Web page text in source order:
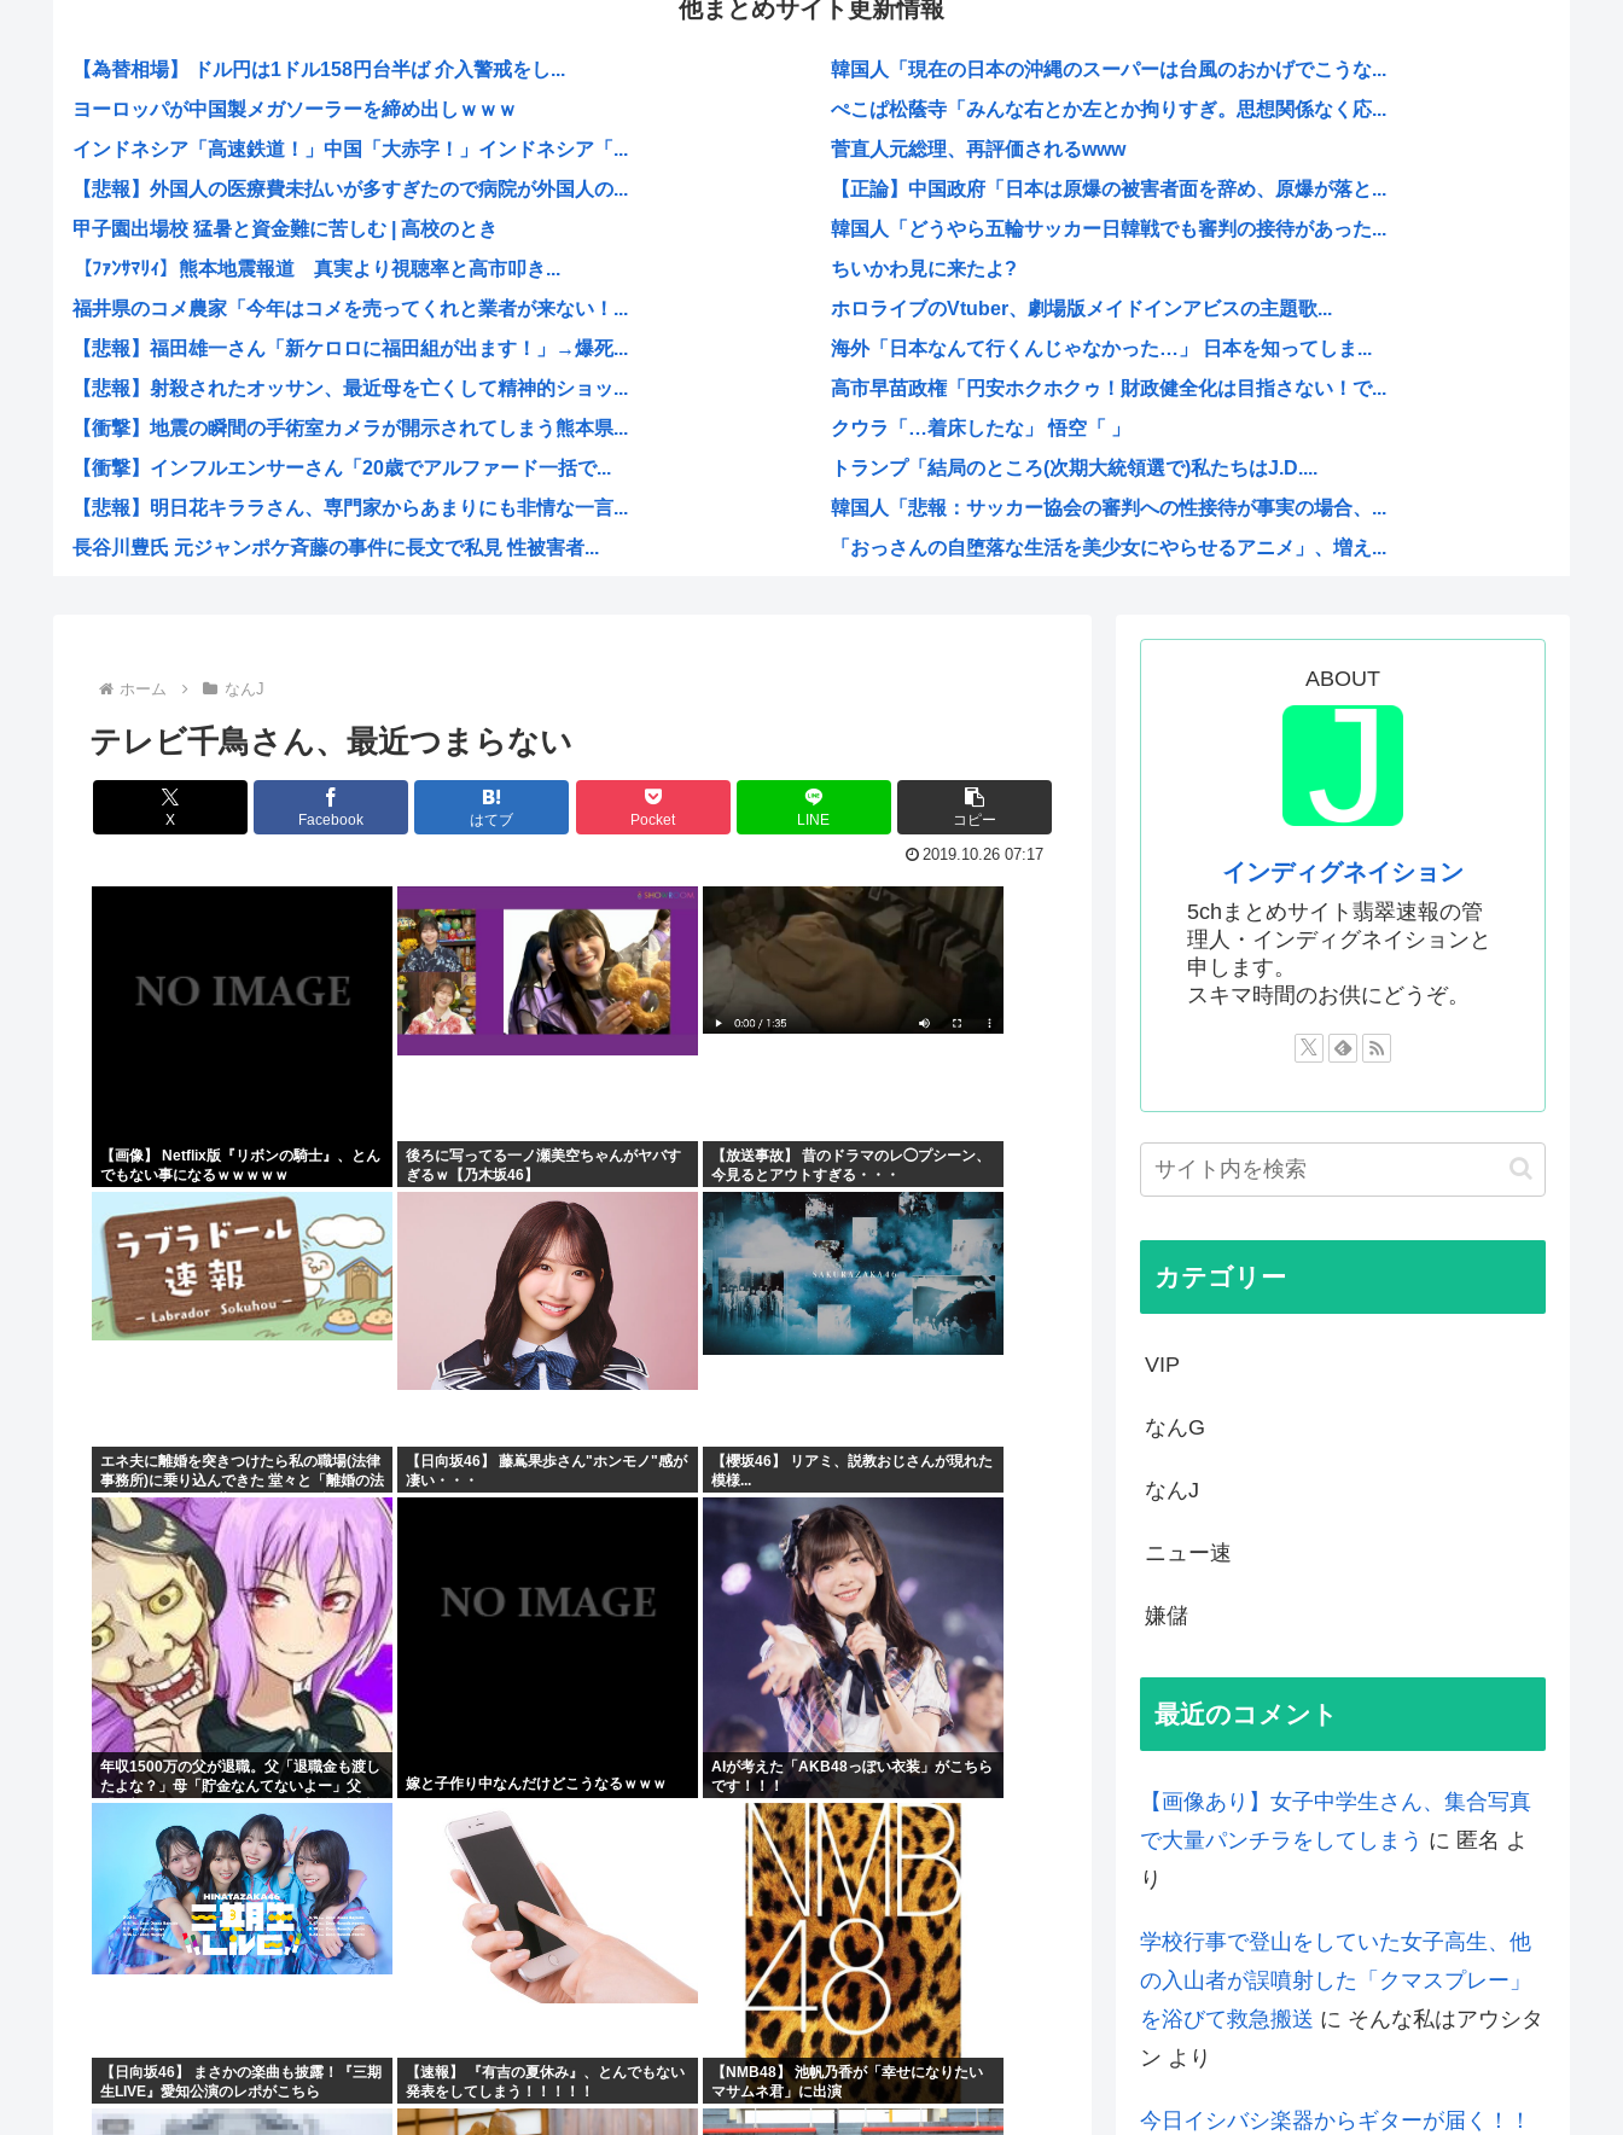
他まとめサイト更新情報
【為替相場】 ドル円は1ドル158円台半ば 介入警戒をし...
ヨーロッパが中国製メガソーラーを締め出しｗｗｗ
インドネシア「高速鉄道！」中国「大赤字！」インドネシア「...
【悲報】外国人の医療費未払いが多すぎたので病院が外国人の...
甲子園出場校 猛暑と資金難に苦しむ | 高校のとき
【ﾌｧﾝｻﾏﾘｨ】熊本地震報道 真実より視聴率と高市叩き...
福井県のコメ農家「今年はコメを売ってくれと業者が来ない！...
【悲報】福田雄一さん「新ケロロに福田組が出ます！」→爆死...
【悲報】射殺されたオッサン、最近母を亡くして精神的ショッ...
【衝撃】地震の瞬間の手術室カメラが開示されてしまう熊本県...
【衝撃】インフルエンサーさん「20歳でアルファード一括で...
【悲報】明日花キララさん、専門家からあまりにも非情な一言...
長谷川豊氏 元ジャンポケ斉藤の事件に長文で私見 性被害者...
工場夜勤ぼく「大谷翔平応援してるの？お前の人生に1ミリも...
ワイ「個人居酒屋だ！入ったろ」 店長「…いらっしゃぃ(ﾎ...
大日本帝国陸軍「侵攻できたとして、食糧どうすんだよ」大本...
韓国サッカー協会、2011～12年に国際審判員らを性接待
クビになったバイト先の店長のインスタ見つけた
【画像】大企業「働きたくない人へ」←10万いいね！
【画像】東出昌大の再婚相手の体があまりにすごいｗｗｗ
【速報】 高市政権、エース級の財務官僚・一松旬氏を左遷「...
甲子園出場校 猛暑と資金難に苦しむ
「1日10万円稼げる」イージーモードすぎる
韓国人「現在の日本の沖縄のスーパーは台風のおかげでこうな...
ぺこぱ松蔭寺「みんな右とか左とか拘りすぎ。思想関係なく応...
菅直人元総理、再評価されるwww
【正論】中国政府「日本は原爆の被害者面を辞め、原爆が落と...
韓国人「どうやら五輪サッカー日韓戦でも審判の接待があった...
ちいかわ見に来たよ?
ホロライブのVtuber、劇場版メイドインアビスの主題歌...
海外「日本なんて行くんじゃなかった…」 日本を知ってしま...
高市早苗政権「円安ホクホクゥ！財政健全化は目指さない！で...
クウラ「…着床したな」 悟空「 」
トランプ「結局のところ(次期大統領選で)私たちはJ.D....
韓国人「悲報：サッカー協会の審判への性接待が事実の場合、...
「おっさんの自堕落な生活を美少女にやらせるアニメ」、増え...
韓国人「竹田恒泰とか36親等を養子に迎えるなら天皇の血を...
韓国人「韓国サッカー協会が行った国際試合の性的接待の全容...
【超画像 】週刊少年ジャンプ、世代交代に失敗
外国人「2002年W杯は?」韓国サッカーに衝撃的不祥事！...
海外「日本なんて行くんじゃなかった…」 日本を知ってしま...
え？なんでみんな『みいちゃんと山田さん』のアニメ化に怒っ...
【衝撃】 韓国人「宮崎駿が首を縦に振った金額」
韓国人「韓国サッカー協会が行った国際試合の性的接待の全容...
【HUNTER×HUNTER】ヒソカさん、ビスケより弱か...
安倍昭恵「なんで安倍晋三が殺されたのか今でもわからない」
中国が対米ドローン規制強化して世界が騒然！←「事実上の禁...
海外「日本なんて行くんじゃなかった…」 日本を知ってしま...
クルド人問題を訴えてきた河合ゆうすけ、埼玉県知事選挙に立...
ホーム なんJ
テレビ千鳥さん、最近つまらない
X Facebook はてブ Pocket LINE コピー
2019.10.26 07:17
【画像】 Netflix版『リボンの騎士』、とん
でもない事になるｗｗｗｗｗ
後ろに写ってる一ノ瀬美空ちゃんがヤバす
ぎるｗ【乃木坂46】
【放送事故】 昔のドラマのレ◯プシーン、
今見るとアウトすぎる・・・
エネ夫に離婚を突きつけたら私の職場(法律
事務所)に乗り込んできた 堂々と「離婚の法
律相談です。母の薦めでこちらに参りまし
た」と言っているが、...
【日向坂46】 藤嶌果歩さん"ホンモノ"感が
凄い・・・
【櫻坂46】 リアミ、説教おじさんが現れた
模様...
年収1500万の父が退職。父「退職金も渡し
たよな？」母「貯金なんてないよー」父
「全部なくなったの！？」→予想外の返事
に家族騒然となり…
嫁と子作り中なんだけどこうなるｗｗｗ
AIが考えた「AKB48っぽい衣装」がこちら
です！！！
【日向坂46】 まさかの楽曲も披露！『三期
生LIVE』愛知公演のレポがこちら
【速報】 『有吉の夏休み』、とんでもない
発表をしてしまう！！！！！
【NMB48】 池帆乃香が「幸せになりたい
マサムネ君」に出演
ABOUT
インディグネイション
5chまとめサイト翡翠速報の管
理人・インディグネイションと
申します。
スキマ時間のお供にどうぞ。
カテゴリー
VIP
なんG
なんJ
ニュー速
嫌儲
最近のコメント
【画像あり】女子中学生さん、集合写真
で大量パンチラをしてしまう に 匿名 よ
り
学校行事で登山をしていた女子高生、他
の入山者が誤噴射した「クマスプレー」
を浴びて救急搬送 に そんな私はアウシタ
ン より
今日イシバシ楽器からギターが届く！！